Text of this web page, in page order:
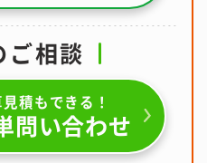
相談
積もできる！
問い合わせ